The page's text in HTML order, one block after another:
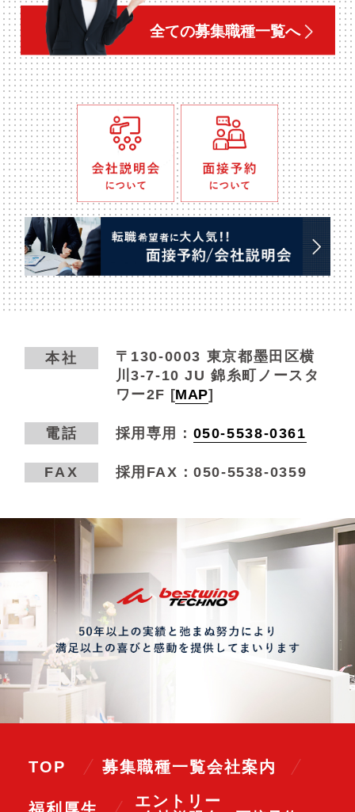
全ての募集職種一覧へ
本社 〒130-0003 東京都墨田区横
川3-7-10 JU 錦糸町ノースタ
ワー2F [MAP]
電話 採用専用： 050-5538-0361
FAX 採用FAX：050-5538-0359
TOP 募集職種一覧会社案内
エントリー